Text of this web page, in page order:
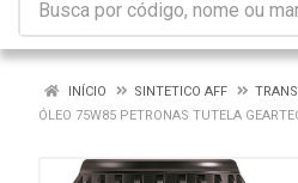
INÍCIO SINTETICO AFF
ÓLEO 75W85 PETRONAS TUTELA